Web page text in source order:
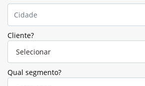
Cliente?
Qual segmento?